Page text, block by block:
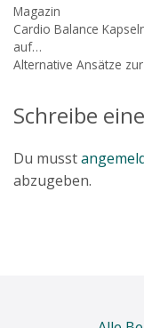
Kategorien
Magazin
Cardio Balance
auf…
Alternative Ansätze
Schreibe
Du musst
abzugeben.